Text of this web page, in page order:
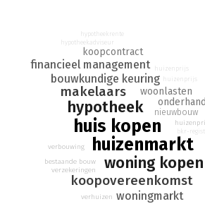
je de beste makelaar vindt, welke
meest geschikt is, waarop je moet letten
bezichtigen en nog veel meer!
huis kopen
huizenmarkt
hypotheek
woning kopen
koopovereenkomst
makelaars
bouwkundige keuring
woningmarkt
financieel management
woonlasten
koopcontract
nieuwbouw
verzekeringen
bestaande bouw
verhuizen
verbouwing
bkr-
huizenprijs
hypotheekadviseur
huizenprijs
hypotheekrente